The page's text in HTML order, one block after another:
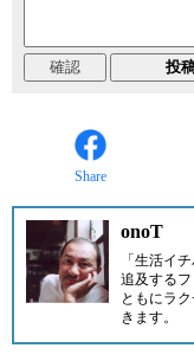
Share
onoT
「生活イ
追及する
ともにラ
きます。